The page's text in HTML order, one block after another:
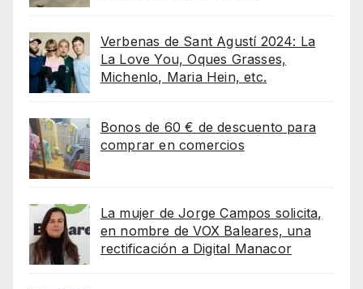
Verbenas de Sant Agustí 2024: La
La Love You, Oques Grasses,
Michenlo, Maria Hein, etc.
Bonos de 60 € de descuento para
comprar en comercios
La mujer de Jorge Campos solicita,
en nombre de VOX Baleares, una
rectificación a Digital Manacor